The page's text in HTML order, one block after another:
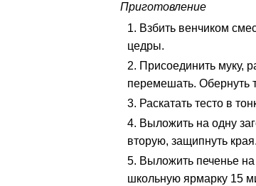
Приготовление
Взбить венчиком
цедры.
Присоединить муку,
перемешать. Обернуть
Раскатать тесто в
Выложить на одну
вторую, защипнуть края.
Выложить печенье
школьную ярмарку 15